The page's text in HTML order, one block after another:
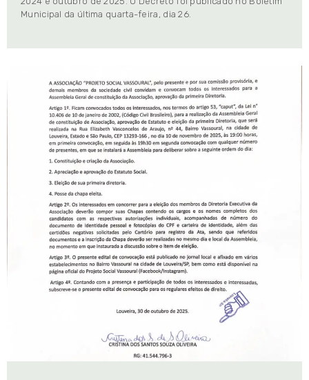
Municipal da última quarta-feira, dia 26.